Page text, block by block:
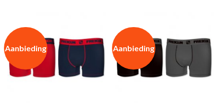
Aanbieding Aanbieding